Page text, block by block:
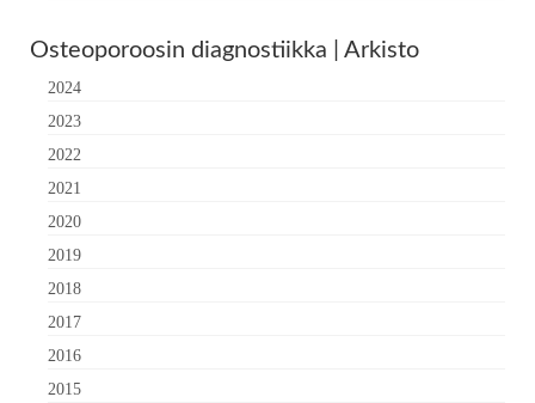
Osteoporoosin diagnostiikka | Arkisto
2024
2023
2022
2021
2020
2019
2018
2017
2016
2015